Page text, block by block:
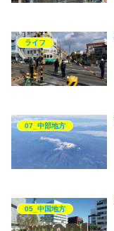
ライフ
07_中部地方
05_中国地方